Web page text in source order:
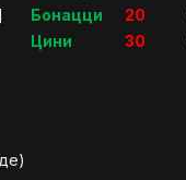
Бонацци 20
Цини 30